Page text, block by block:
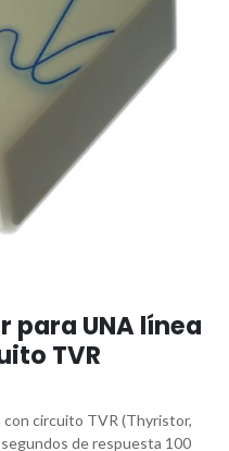
para UNA línea
TVR
circuito TVR (Thyristor,
de respuesta 100